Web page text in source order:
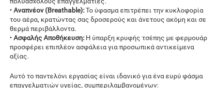
• Αναπνέον (Breathable):Το ύφασμα επιτρέπει την κυκλοφορία
του αέρα, κρατώντας σας δροσερούς και άνετους ακόμη και σε
θερμά περιβάλλοντα.
• Ασφαλής Αποθήκευση: Η ύπαρξη κρυφής τσέπης με φερμουάρ
προσφέρει επιπλέον ασφάλεια για προσωπικά αντικείμενα
αξίας.
Αυτό το παντελόνι εργασίας είναι ιδανικό για ένα ευρύ φάσμα
επαγγελματιών υγείας, συμπεριλαμβανομένων: